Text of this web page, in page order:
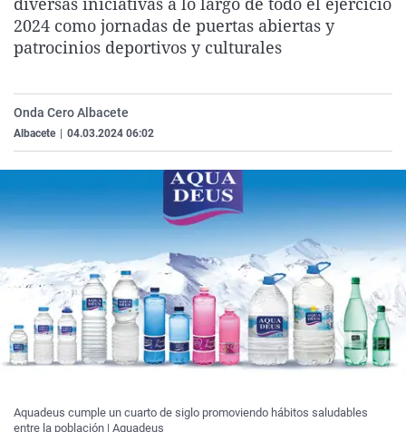
La rosa de los vientos
Gente viajera
Caso
Retornados
Extremadura
Galicia
Virales
Televisión
2024 como jornadas de puertas abiertas y
patrocinios deportivos y culturales
Onda Cero Albacete
Albacete 04.03.2024 06:02
Aquadeus cumple un cuarto de siglo promoviendo hábitos saludables
entre la población | Aquadeus